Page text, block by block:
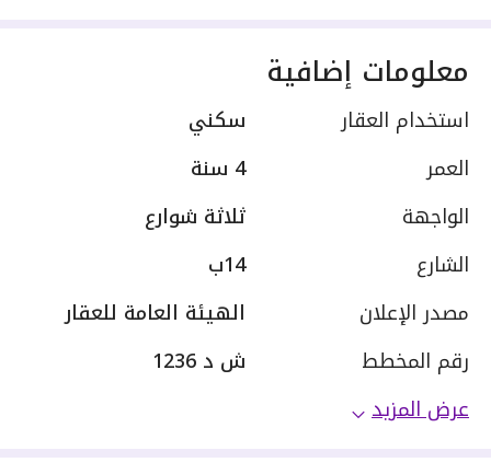
معلومات إضافية
استخدام العقار
سكني
العمر
4 سنة
الواجهة
ثلاثة شوارع
الشارع
14ب
مصدر الإعلان
الهيئة العامة للعقار
رقم المخطط
ش د 1236
عرض المزيد